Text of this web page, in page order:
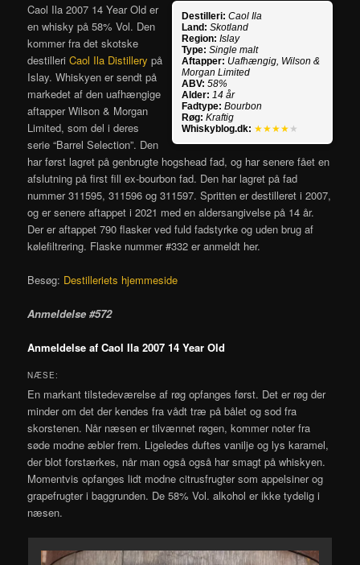
Destilleri: Caol Ila
Land: Skotland
Region: Islay
Type: Single malt
Aftapper: Uafhængig, Wilson &
Morgan Limited
ABV: 58%
Alder: 14 år
Fadtype: Bourbon
Røg: Kraftig
Whiskyblog.dk: ★★★★ ★
Caol Ila 2007 14 Year Old er
en whisky på 58% Vol. Den
kommer fra det skotske
destilleriCaol Ila Distillery på
Islay. Whiskyen er sendt på
markedet af den uafhængige
aftapper Wilson & Morgan
Limited, som del i deres
serie “Barrel Selection”. Den
har først lagret på genbrugte hogshead fad, og har senere fået en
afslutning på first fill ex-bourbon fad. Den har lagret på fad
nummer311595, 311596 og 311597.Spritten er destilleret i 2007,
og er senere aftappet i 2021 med en aldersangivelse på 14 år.
Der er aftappet 790 flasker ved fuld fadstyrke og uden brug af
kølefiltrering. Flaske nummer #332 er anmeldt her.
Besøg: Destilleriets hjemmeside
Anmeldelse #572
Anmeldelse af Caol Ila 2007 14 Year Old
NÆSE:
En markant tilstedeværelse af røg opfanges først. Det er røg der
minder om det der kendes fra vådt træ på bålet og sod fra
skorstenen. Når næsen er tilvænnet røgen, kommer noter fra
søde modne æbler frem. Ligeledes duftes vanilje og lys karamel,
der blot forstærkes, når man også også har smagt på whiskyen.
Momentvis opfanges lidt modne citrusfrugter som appelsiner og
grapefrugter i baggrunden. De 58% Vol. alkohol er ikke tydelig i
næsen.